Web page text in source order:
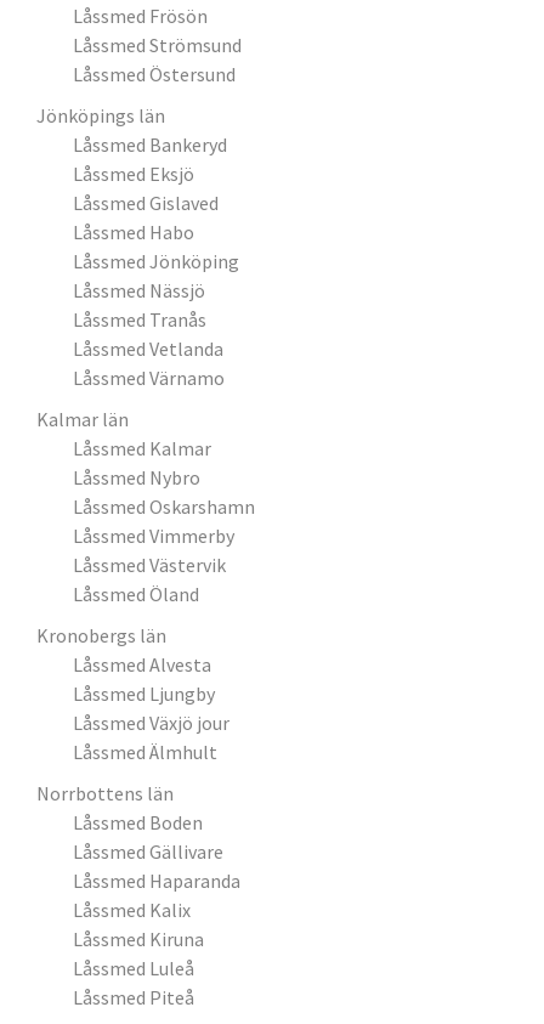
Låssmed Frösön
Låssmed Strömsund
Låssmed Östersund
Jönköpings län
Låssmed Bankeryd
Låssmed Eksjö
Låssmed Gislaved
Låssmed Habo
Låssmed Jönköping
Låssmed Nässjö
Låssmed Tranås
Låssmed Vetlanda
Låssmed Värnamo
Kalmar län
Låssmed Kalmar
Låssmed Nybro
Låssmed Oskarshamn
Låssmed Vimmerby
Låssmed Västervik
Låssmed Öland
Kronobergs län
Låssmed Alvesta
Låssmed Ljungby
Låssmed Växjö jour
Låssmed Älmhult
Norrbottens län
Låssmed Boden
Låssmed Gällivare
Låssmed Haparanda
Låssmed Kalix
Låssmed Kiruna
Låssmed Luleå
Låssmed Piteå